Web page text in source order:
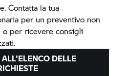
Contatta la tua
per un preventivo non
o per ricevere consigli
DELLE